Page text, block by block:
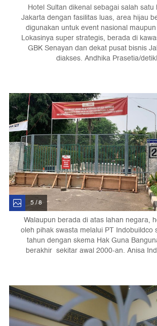
Hotel Sultan dikenal sebagai salah
Jakarta dengan fasilitas luas, area hijau
digunakan untuk event nasional
Lokasinya super strategis, berada di
GBK Senayan dan dekat pusat bisnis
diakses. Andhika Prasetia/
5 / 8
Walaupun berada di atas lahan negara,
oleh pihak swasta melalui PT Indobuildco
tahun dengan skema Hak Guna
berakhir sekitar awal 2000-an. Anisa